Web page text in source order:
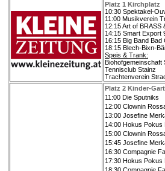
Platz 1 Kirchplatz
10:30 Spektakel-
11:00 Musikverein
12:15 Art of BRASS
14:15 Smart Export
16:15 Big Band Bad
18:15 Blech-Bixn-
Speis & Trank:
Biohofgemeinschaft
Tennisclub Stainz
Trachtenverein
Platz 2 Kinder-
11:00 Die Sputniks
12:00 Clownin
13:00 Josefine
14:00 Hokus Pokus
15:00 Clownin
15:45 Josefine
16:30 Compagnie
17:30 Hokus Pokus